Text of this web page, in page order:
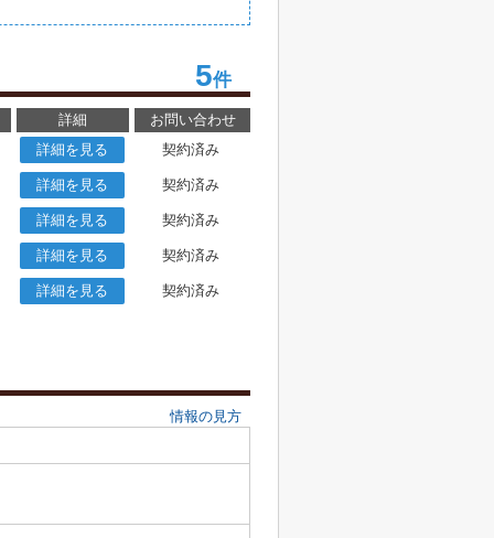
5件
詳細
お問い合わせ
詳細を見る
契約済み
詳細を見る 契約済み
詳細を見る 契約済み
詳細を見る 契約済み
詳細を見る 契約済み
情報の見方